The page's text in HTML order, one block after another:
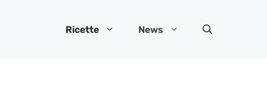
Ricette News